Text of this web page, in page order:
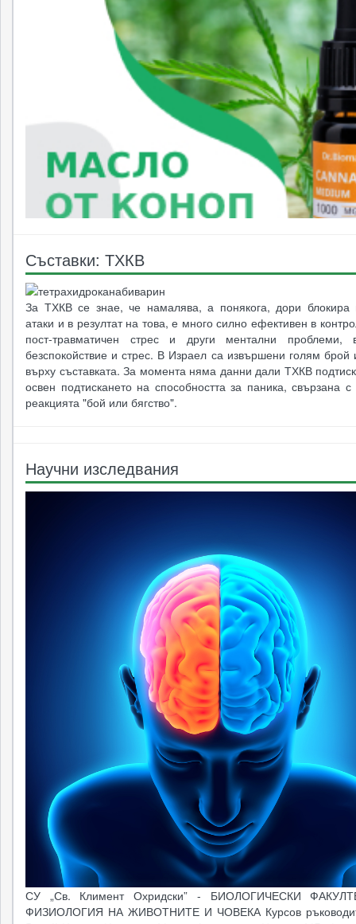
Съставки: ТХКВ
За ТХКВ се знае, че намалява, а понякога, дори блокира
атаки и в резултат на това, е много силно ефективен в
пост-травматичен стрес и други ментални проблеми,
безспокойствие и стрес. В Израел са извършени голям брой
върху съставката. За момента няма данни дали ТХКВ
освен подтискането на способността за паника, свързана
реакцията "бой или бягство".
Научни изследвания
СУ „Св. Климент Охридски” - БИОЛОГИЧЕСКИ
ФИЗИОЛОГИЯ НА ЖИВОТНИТЕ И ЧОВЕКА Курсов